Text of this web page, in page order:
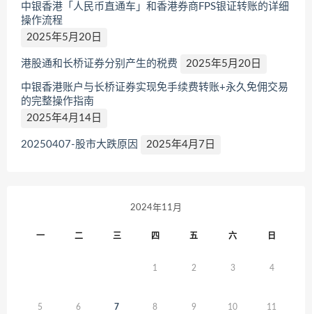
中银香港「人民币直通车」和香港券商FPS银证转账的详细
操作流程
2025年5月20日
港股通和长桥证券分别产生的税费 2025年5月20日
中银香港账户与长桥证券实现免手续费转账+永久免佣交易
的完整操作指南
2025年4月14日
20250407-股市大跌原因 2025年4月7日
2024年11月
一 二 三 四 五 六 日
1 2 3 4
5 6 7 8 9 10 11